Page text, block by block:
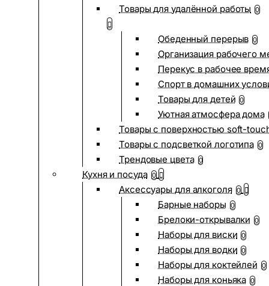
Товары для удалённой работы 0
Обеденный перерыв 0
Организация рабочего
Перекус в рабочее
Спорт в домашних
Товары для детей 0
Уютная атмосфера дома
Товары с поверхностью soft-
Товары с подсветкой логотипа 0
Трендовые цвета 0
Кухня и посуда 0
Аксессуары для алкоголя 0
Барные наборы 0
Брелоки-открывалки 0
Наборы для виски 0
Наборы для водки 0
Наборы для коктейлей 0
Наборы для коньяка 0